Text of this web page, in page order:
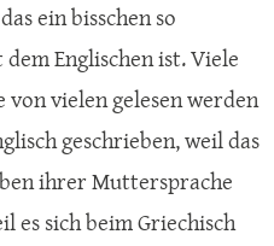
ein bisschen so
Englischen ist. Viele
vielen gelesen werden
geschrieben, weil das
ihrer Muttersprache
es sich beim Griechisch